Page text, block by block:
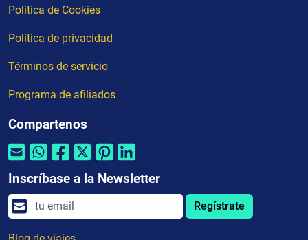
Política de Cookies
Política de privacidad
Términos de servicio
Programa de afiliados
Compartenos
Inscríbase a la Newsletter
Regístrate